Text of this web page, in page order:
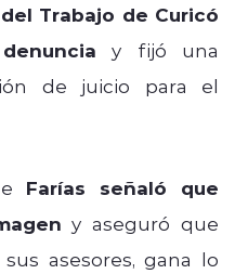
Trabajo de Curicó
y fijó una
de juicio para el
Farías señaló que
y aseguró que
asesores, gana lo